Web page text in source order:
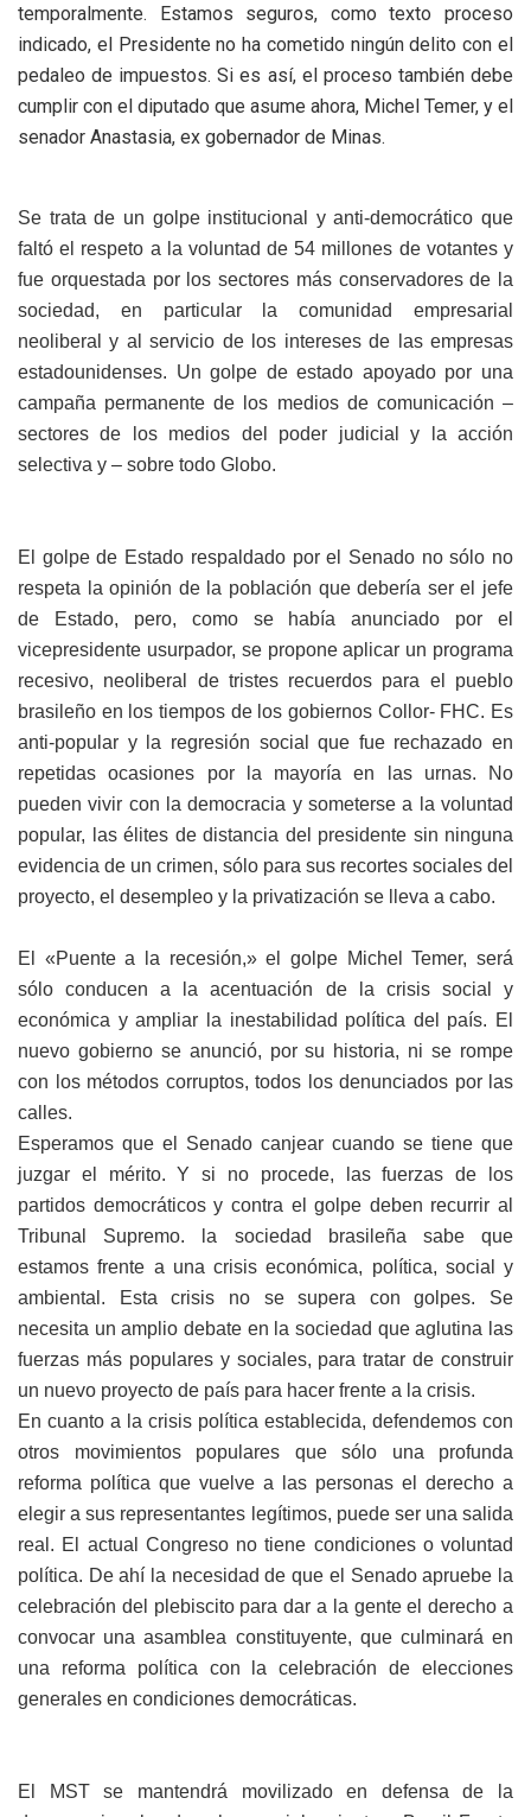
temporalmente. Estamos seguros, como texto proceso
indicado, el Presidente no ha cometido ningún delito con el
pedaleo de impuestos. Si es así, el proceso también debe
cumplir con el diputado que asume ahora, Michel Temer, y el
senador Anastasia, ex gobernador de Minas.
Se trata de un golpe institucional y anti-democrático que
faltó el respeto a la voluntad de 54 millones de votantes y
fue orquestada por los sectores más conservadores de la
sociedad, en particular la comunidad empresarial
neoliberal y al servicio de los intereses de las empresas
estadounidenses. Un golpe de estado apoyado por una
campaña permanente de los medios de comunicación –
sectores de los medios del poder judicial y la acción
selectiva y – sobre todo Globo.
El golpe de Estado respaldado por el Senado no sólo no
respeta la opinión de la población que debería ser el jefe
de Estado, pero, como se había anunciado por el
vicepresidente usurpador, se propone aplicar un programa
recesivo, neoliberal de tristes recuerdos para el pueblo
brasileño en los tiempos de los gobiernos Collor- FHC. Es
anti-popular y la regresión social que fue rechazado en
repetidas ocasiones por la mayoría en las urnas. No
pueden vivir con la democracia y someterse a la voluntad
popular, las élites de distancia del presidente sin ninguna
evidencia de un crimen, sólo para sus recortes sociales del
proyecto, el desempleo y la privatización se lleva a cabo.
El «Puente a la recesión,» el golpe Michel Temer, será
sólo conducen a la acentuación de la crisis social y
económica y ampliar la inestabilidad política del país. El
nuevo gobierno se anunció, por su historia, ni se rompe
con los métodos corruptos, todos los denunciados por las
calles.
Esperamos que el Senado canjear cuando se tiene que
juzgar el mérito. Y si no procede, las fuerzas de los
partidos democráticos y contra el golpe deben recurrir al
Tribunal Supremo. la sociedad brasileña sabe que
estamos frente a una crisis económica, política, social y
ambiental. Esta crisis no se supera con golpes. Se
necesita un amplio debate en la sociedad que aglutina las
fuerzas más populares y sociales, para tratar de construir
un nuevo proyecto de país para hacer frente a la crisis.
En cuanto a la crisis política establecida, defendemos con
otros movimientos populares que sólo una profunda
reforma política que vuelve a las personas el derecho a
elegir a sus representantes legítimos, puede ser una salida
real. El actual Congreso no tiene condiciones o voluntad
política. De ahí la necesidad de que el Senado apruebe la
celebración del plebiscito para dar a la gente el derecho a
convocar una asamblea constituyente, que culminará en
una reforma política con la celebración de elecciones
generales en condiciones democráticas.
El MST se mantendrá movilizado en defensa de la